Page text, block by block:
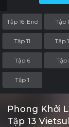
Tập 16-End Tập
Tập 11 Tập
Tập 6 Tập
Tập 1
Phong Khởi
Tập 13